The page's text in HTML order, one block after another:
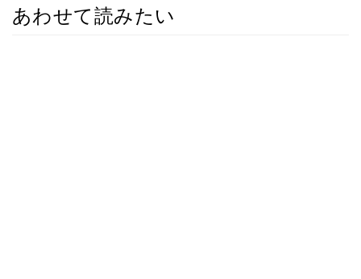
あわせて読みたい